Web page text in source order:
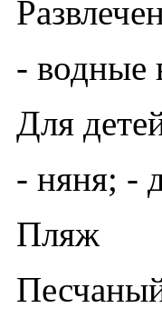
- водные
Для
- няня; -
Пляж